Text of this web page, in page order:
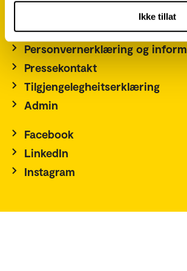
Ikke tillat
Ledige stillinger
Personvernerklæring og
Pressekontakt
Tilgjengelegheitserklæring
Admin
Facebook
LinkedIn
Instagram